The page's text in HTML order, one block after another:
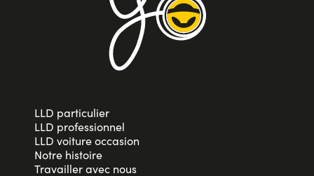
LLD particulier
LLD professionnel
LLD voiture occasion
Notre histoire
Travailler avec nous